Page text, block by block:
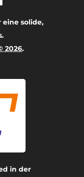
solide,
2026.
in der